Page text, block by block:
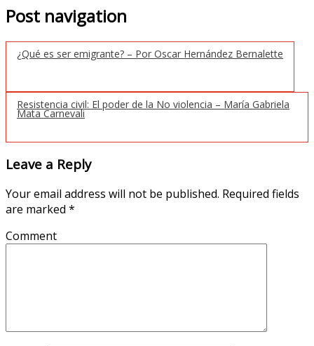
Post navigation
¿Qué es ser emigrante? – Por Oscar Hernández Bernalette
Resistencia civil: El poder de la No violencia – María Gabriela
Mata Carnevali
Leave a Reply
Your email address will not be published. Required fields
are marked *
Comment